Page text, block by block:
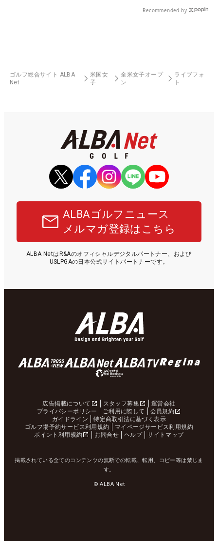
Recommended by
ゴルフ総合サイト ALBA
Net
米国女
子
全米女子オープ
ン
ライブフォ
ト
ALBAゴルフニュース
メルマガ登録はこちら
ALBA NetはR&Aのオフィシャルデジタルパートナー、および
USLPGAの日本公式サイトパートナーです。
広告掲載について スタッフ募集
運営会社
プライバシーポリシー
ご利用に際して
会員規約
ガイドライン
特定商取引法に基づく表示
ゴルフ場予約サービス利用規約
マイページサービス利用規約
ポイント利用規約
お問合せ ヘルプ サイトマップ
掲載されている全てのコンテンツの無断での転載、転用、コピー等は禁じま
す。
© ALBA Net